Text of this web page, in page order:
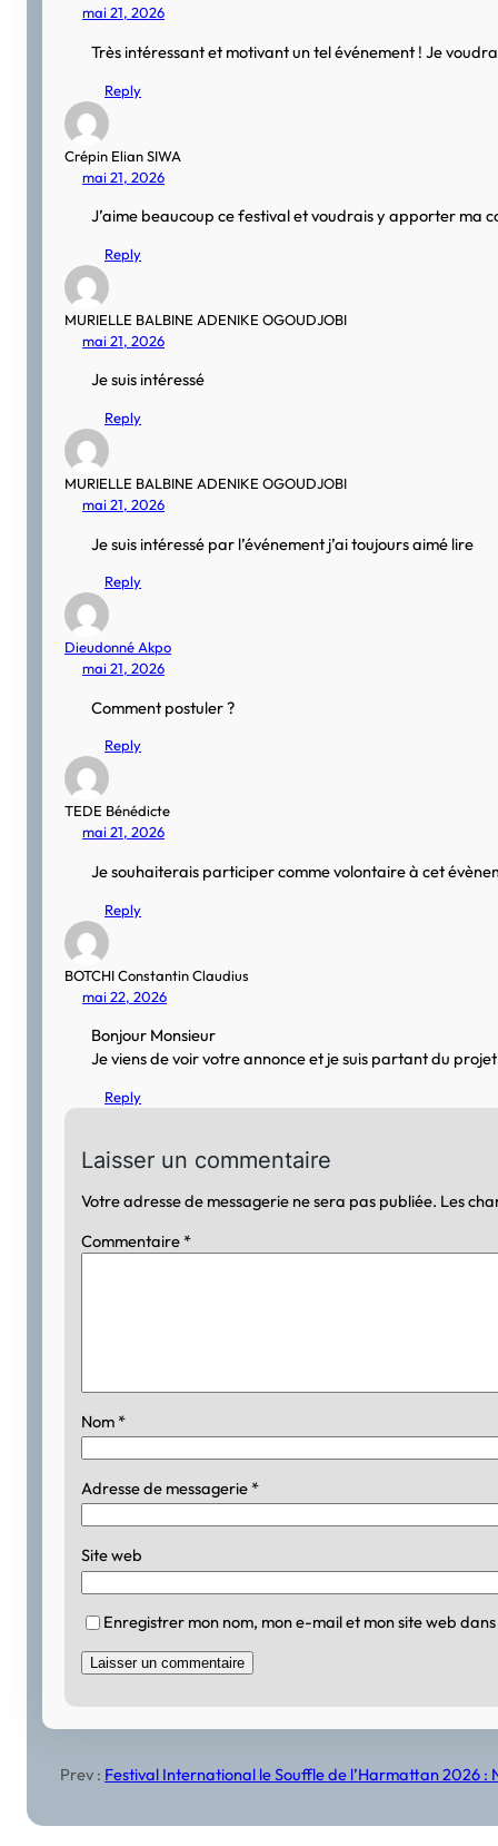
mai 21, 2026
Très intéressant et motivant un tel événement ! Je
Reply
Crépin Elian SIWA
mai 21, 2026
J’aime beaucoup ce festival et voudrais y apporter ma
Reply
MURIELLE BALBINE ADENIKE OGOUDJOBI
mai 21, 2026
Je suis intéressé
Reply
MURIELLE BALBINE ADENIKE OGOUDJOBI
mai 21, 2026
Je suis intéressé par l’événement j’ai toujours aimé lire
Reply
Dieudonné Akpo
mai 21, 2026
Comment postuler ?
Reply
TEDE Bénédicte
mai 21, 2026
Je souhaiterais participer comme volontaire à cet
Reply
BOTCHI Constantin Claudius
mai 22, 2026
Bonjour Monsieur
Je viens de voir votre annonce et je suis partant du
Reply
Laisser un commentaire
Votre adresse de messagerie ne sera pas publiée. Les
Commentaire *
Nom *
Adresse de messagerie *
Site web
Enregistrer mon nom, mon e-mail et mon site web
Prev : Festival International le Souffle de l’Harmattan 2026 :